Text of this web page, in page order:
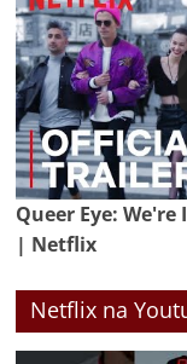
Queer Eye:
| Netflix
Netflix na